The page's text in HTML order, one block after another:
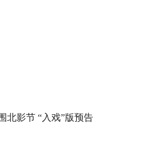
北影节 “入戏”版预告